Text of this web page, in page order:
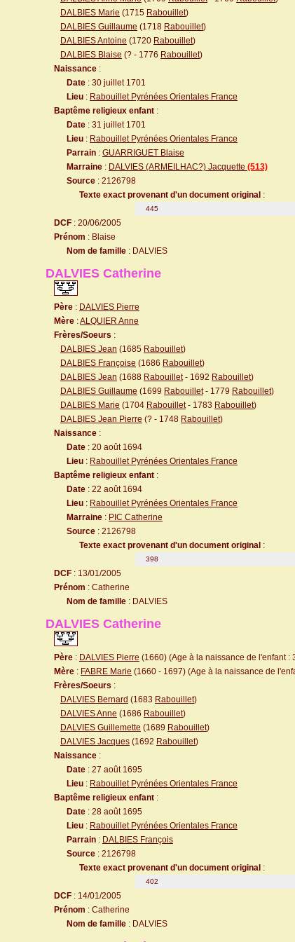
DALBIES Marie (1715 Rabouillet)
DALBIES Guillaume (1718 Rabouillet)
DALBIES Antoine (1720 Rabouillet)
DALBIES Blaise (? - 1776 Rabouillet)
Naissance :
Date : 30 juillet 1701
Lieu : Rabouillet Pyrénées Orientales France
Baptême religieux enfant :
Date : 31 juillet 1701
Lieu : Rabouillet Pyrénées Orientales France
Parrain : GUARRIGUET Blaise
Marraine : DALVIES (ARMEILHAC?) Jacquette (513)
Source : 2126798
Texte exact provenant d'un document original :
445
DCF : 20/06/2005
Prénom : Blaise
Nom de famille : DALVIES
DALVIES Catherine
Père : DALVIES Pierre
Mère :ALQUIER Anne
Frères/Soeurs :
DALBIES Jean (1685 Rabouillet)
DALBIES Françoise (1686 Rabouillet)
DALBIES Jean (1688 Rabouillet- 1692 Rabouillet)
DALBIES Guillaume (1699 Rabouillet- 1779 Rabouillet)
DALBIES Marie (1704 Rabouillet- 1783 Rabouillet)
DALBIES Jean Pierre (? - 1748 Rabouillet)
Naissance :
Date : 20 août 1694
Lieu : Rabouillet Pyrénées Orientales France
Baptême religieux enfant :
Date : 22 août 1694
Lieu : Rabouillet Pyrénées Orientales France
Marraine : PIC Catherine
Source : 2126798
Texte exact provenant d'un document original :
398
DCF : 13/01/2005
Prénom : Catherine
Nom de famille : DALVIES
DALVIES Catherine
Père : DALVIES Pierre (1660) (Age à la naissance de l'enfant :
Mère : FABRE Marie (1660 - 1697) (Age à la naissance de
Frères/Soeurs :
DALVIES Bernard (1683 Rabouillet)
DALVIES Anne (1686 Rabouillet)
DALVIES Guillemette (1689 Rabouillet)
DALVIES Jacques (1692 Rabouillet)
Naissance :
Date : 27 août 1695
Lieu : Rabouillet Pyrénées Orientales France
Baptême religieux enfant :
Date : 28 août 1695
Lieu : Rabouillet Pyrénées Orientales France
Parrain : DALBIES François
Source : 2126798
Texte exact provenant d'un document original :
402
DCF : 14/01/2005
Prénom : Catherine
Nom de famille : DALVIES